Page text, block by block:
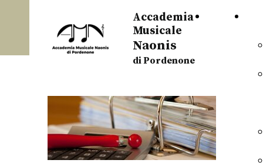
Accademia
Musicale
Naonis
di Pordenone
HOME